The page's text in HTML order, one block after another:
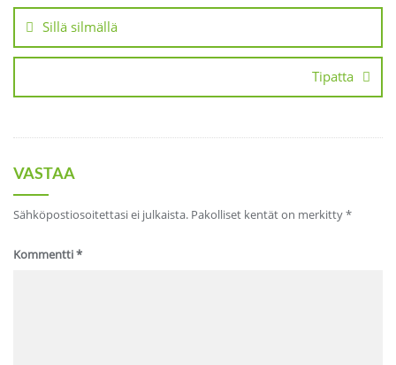
selausSillä silmällä
Tipatta
VASTAA
Sähköpostiosoitettasi ei julkaista. Pakolliset kentät on merkitty*
Kommentti*